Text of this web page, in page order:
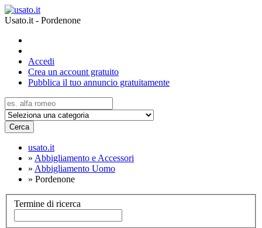
Usato.it - Pordenone
Accedi
Crea un account gratuito
Pubblica il tuo annuncio gratuitamente
Cerca
usato.it
» Abbigliamento e Accessori
» Abbigliamento Uomo
» Pordenone
Termine di ricerca